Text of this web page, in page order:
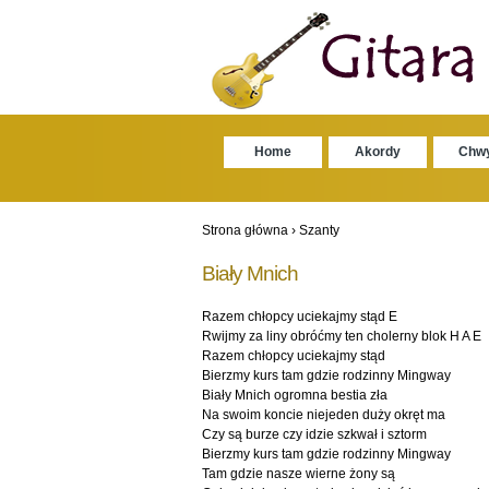
Home Akordy
Strona główna› Szanty
Biały Mnich
Razem chłopcy uciekajmy stąd E
Rwijmy za liny obróćmy ten cholerny blok H A E
Razem chłopcy uciekajmy stąd
Bierzmy kurs tam gdzie rodzinny Mingway
Biały Mnich ogromna bestia zła
Na swoim koncie niejeden duży okręt ma
Czy są burze czy idzie szkwał i sztorm
Bierzmy kurs tam gdzie rodzinny Mingway
Tam gdzie nasze wierne żony są